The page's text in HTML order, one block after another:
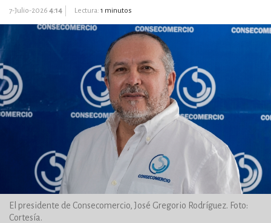
7-Julio-2026 4:14 Lectura: 1 minutos
El presidente de Consecomercio, José Gregorio Rodríguez. Foto:
Cortesía.